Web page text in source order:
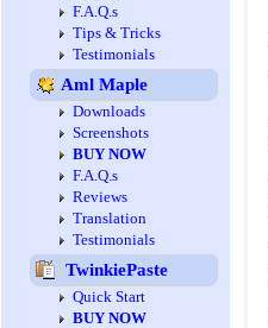
F.A.Q.s
Tips & Tricks
Testimonials
Aml Maple
Downloads
Screenshots
BUY NOW
F.A.Q.s
Reviews
Translation
Testimonials
TwinkiePaste
Quick Start
BUY NOW